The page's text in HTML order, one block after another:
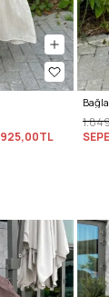
925,00TL